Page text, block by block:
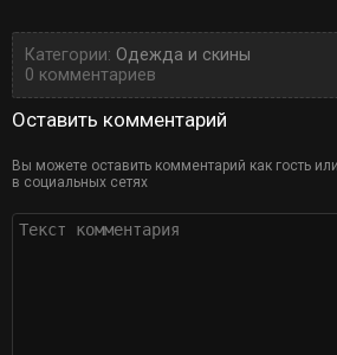
Категории: Одежда и скины
0 комментариев
Оставить комментарий
Вы можете оставить комментарий как гость
в социальных сетях